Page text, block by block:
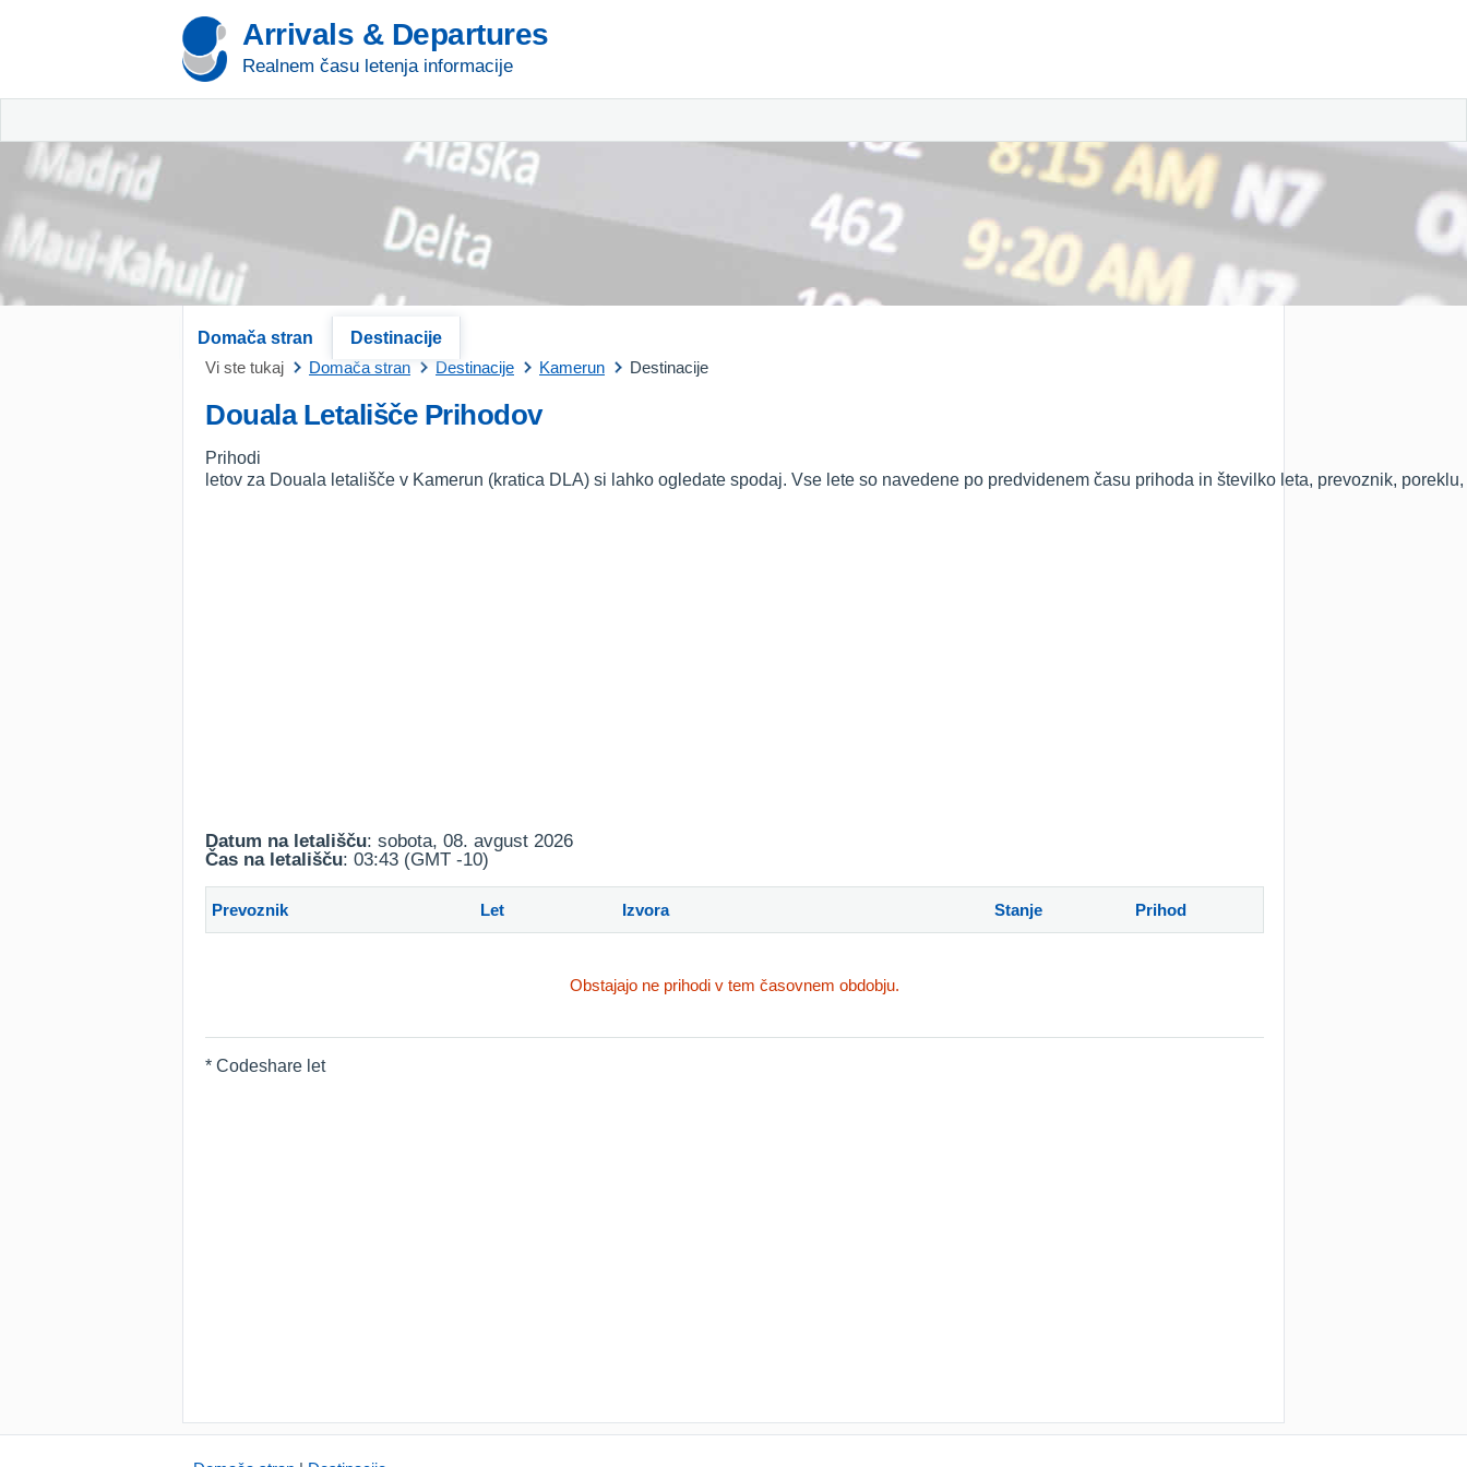
Arrivals & Departures
Realnem času letenja informacije
Domača stran
Destinacije
Vi ste tukaj
Domača stran Destinacije Kamerun Destinacije
Douala Letališče Prihodov
Prihodi
letov za Douala letališče v Kamerun (kratica DLA) si lahko ogledate spodaj. Vse lete so navedene po predvidenem času prihoda in številko leta, prevoznik,
Datum na letališču: sobota, 08. avgust 2026
Čas na letališču: 03:43 (GMT -10)
Prevoznik Let Izvora Stanje Prihod
Obstajajo ne prihodi v tem časovnem obdobju.
* Codeshare let